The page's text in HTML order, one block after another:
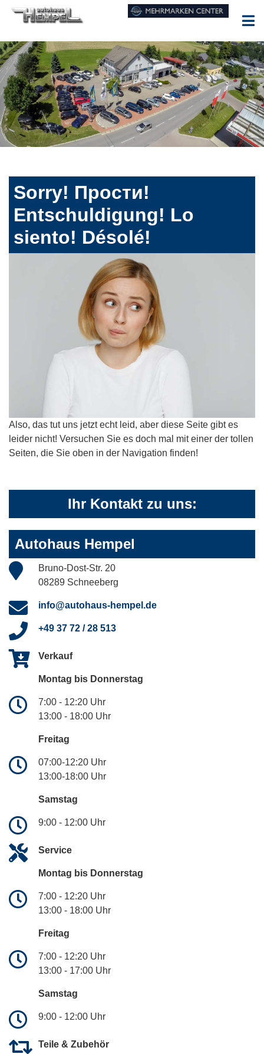
Sorry! Прости!
Entschuldigung! Lo
siento! Désolé!
Also, das tut uns jetzt echt leid, aber diese Seite gibt es
leider nicht! Versuchen Sie es doch mal mit einer der tollen
Seiten, die Sie oben in der Navigation finden!
Ihr Kontakt zu uns:
Autohaus Hempel
Bruno-Dost-Str. 20
08289 Schneeberg
info@autohaus-hempel.de
+49 37 72 / 28 513
Verkauf
Montag bis Donnerstag
7:00 - 12:20 Uhr
13:00 - 18:00 Uhr
Freitag
07:00-12:20 Uhr
13:00-18:00 Uhr
Samstag
9:00 - 12:00 Uhr
Service
Montag bis Donnerstag
7:00 - 12:20 Uhr
13:00 - 18:00 Uhr
Freitag
7:00 - 12:20 Uhr
13:00 - 17:00 Uhr
Samstag
9:00 - 12:00 Uhr
Teile & Zubehör